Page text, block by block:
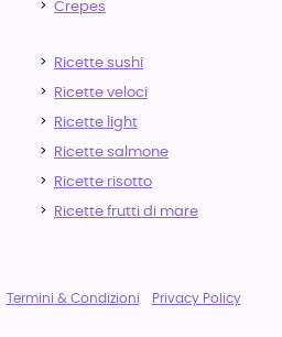
Crepes
Ricette sushi
Ricette veloci
Ricette light
Ricette salmone
Ricette risotto
Ricette frutti di mare
Termini & Condizioni Privacy Policy